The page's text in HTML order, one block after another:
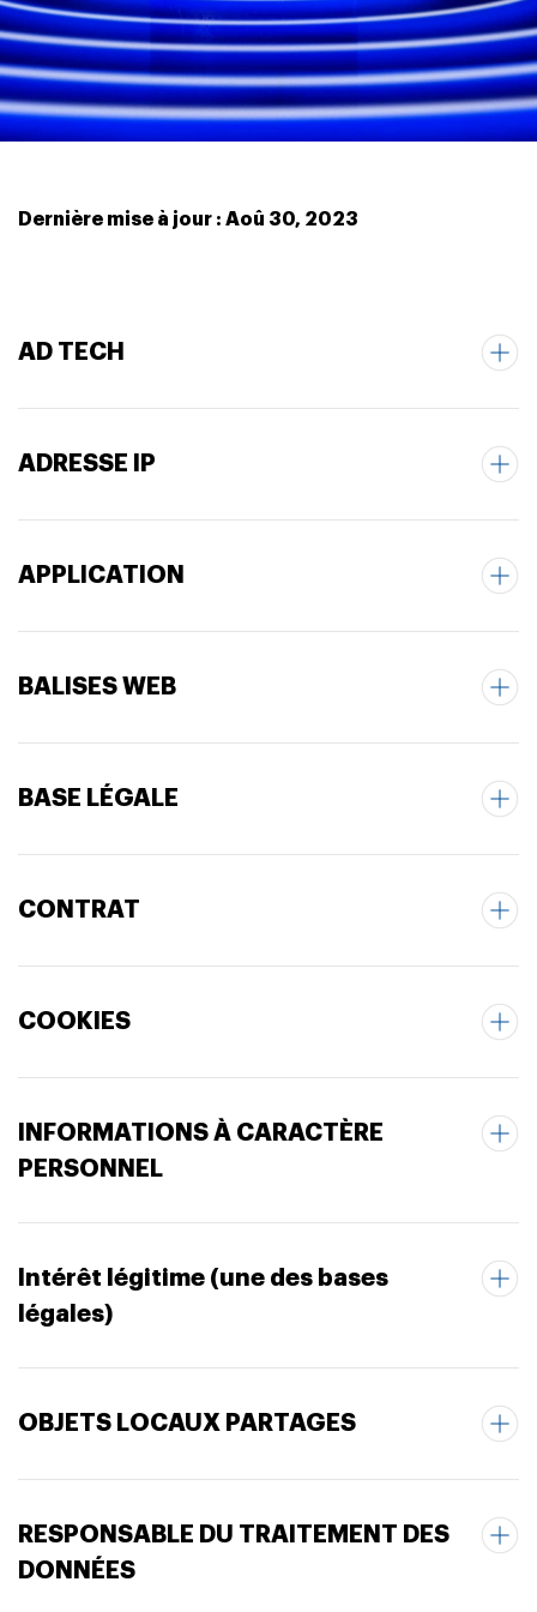
Dernière mise à jour : Aoû 30, 2023
AD TECH
ADRESSE IP
APPLICATION
BALISES WEB
BASE LÉGALE
CONTRAT
COOKIES
INFORMATIONS À CARACTÈRE
PERSONNEL
Intérêt légitime (une des bases
légales)
OBJETS LOCAUX PARTAGES
RESPONSABLE DU TRAITEMENT DES
DONNÉES